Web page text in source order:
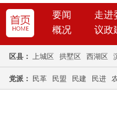
要闻 走进
概况
议政
区县： 上城区 拱墅区 西湖区
党派： 民革 民盟 民建 民进